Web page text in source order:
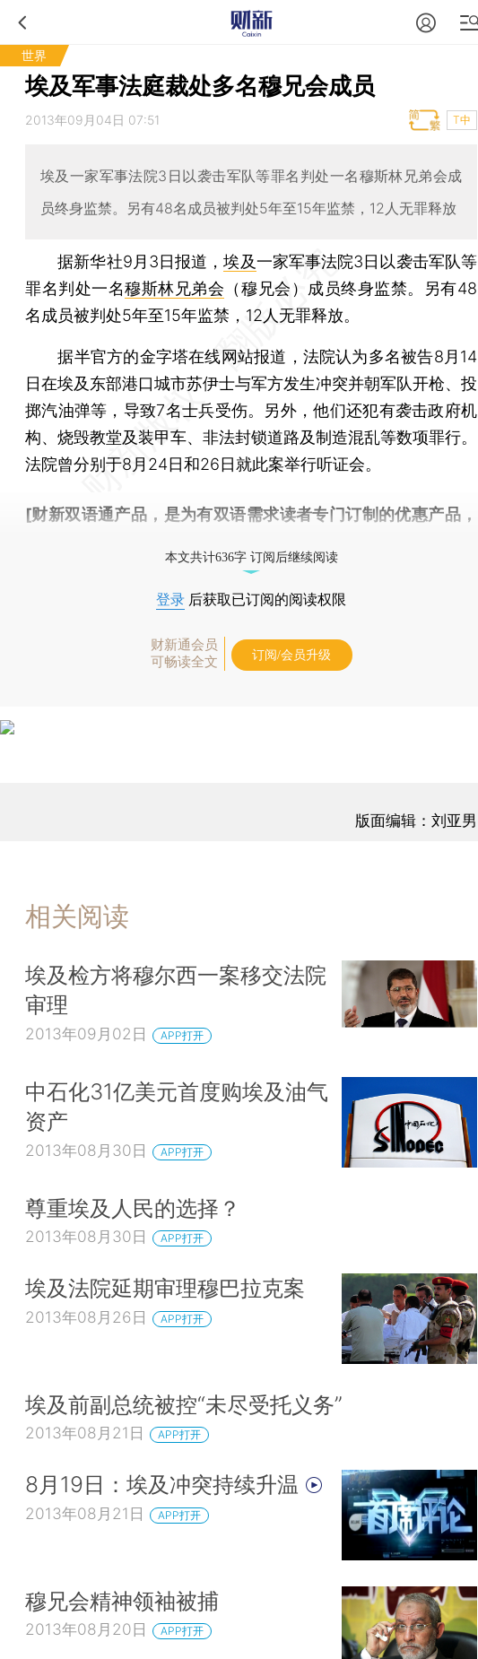
世界
埃及军事法庭裁处多名穆兄会成员
2013年09月04日 07:51 T中
埃及一家军事法院3日以袭击军队等罪名判处一名穆斯林兄弟会成
员终身监禁。另有48名成员被判处5年至15年监禁，12人无罪释放
据新华社9月3日报道，埃及一家军事法院3日以袭击军队等
罪名判处一名穆斯林兄弟会 （穆兄会）成员终身监禁。另有48
名成员被判处5年至15年监禁，12人无罪释放。
据半官方的金字塔在线网站报道，法院认为多名被告8月14
日在埃及东部港口城市苏伊士与军方发生冲突并朝军队开枪、投
掷汽油弹等，导致7名士兵受伤。另外，他们还犯有袭击政府机
构、烧毁教堂及装甲车、非法封锁道路及制造混乱等数项罪行。
法院曾分别于8月24日和26日就此案举行听证会。
[财新双语通产品，是为有双语需求读者专门订制的优惠产品，
本文共计636字 订阅后继续阅读
登录 后获取已订阅的阅读权限
财新通会员
可畅读全文
订阅/会员升级
版面编辑：刘亚男
相关阅读
埃及检方将穆尔西一案移交法院
审理
2013年09月02日 APP打开
中石化31亿美元首度购埃及油气
资产
2013年08月30日 APP打开
尊重埃及人民的选择？
2013年08月30日 APP打开
埃及法院延期审理穆巴拉克案
2013年08月26日 APP打开
埃及前副总统被控“未尽受托义务”
2013年08月21日 APP打开
8月19日：埃及冲突持续升温
2013年08月21日 APP打开
穆兄会精神领袖被捕
2013年08月20日 APP打开